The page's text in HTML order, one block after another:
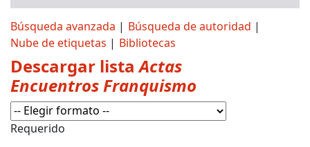
Búsqueda avanzada
Búsqueda de autoridad
Nube de etiquetas
Bibliotecas
Descargar listaActas
Encuentros Franquismo
Requerido